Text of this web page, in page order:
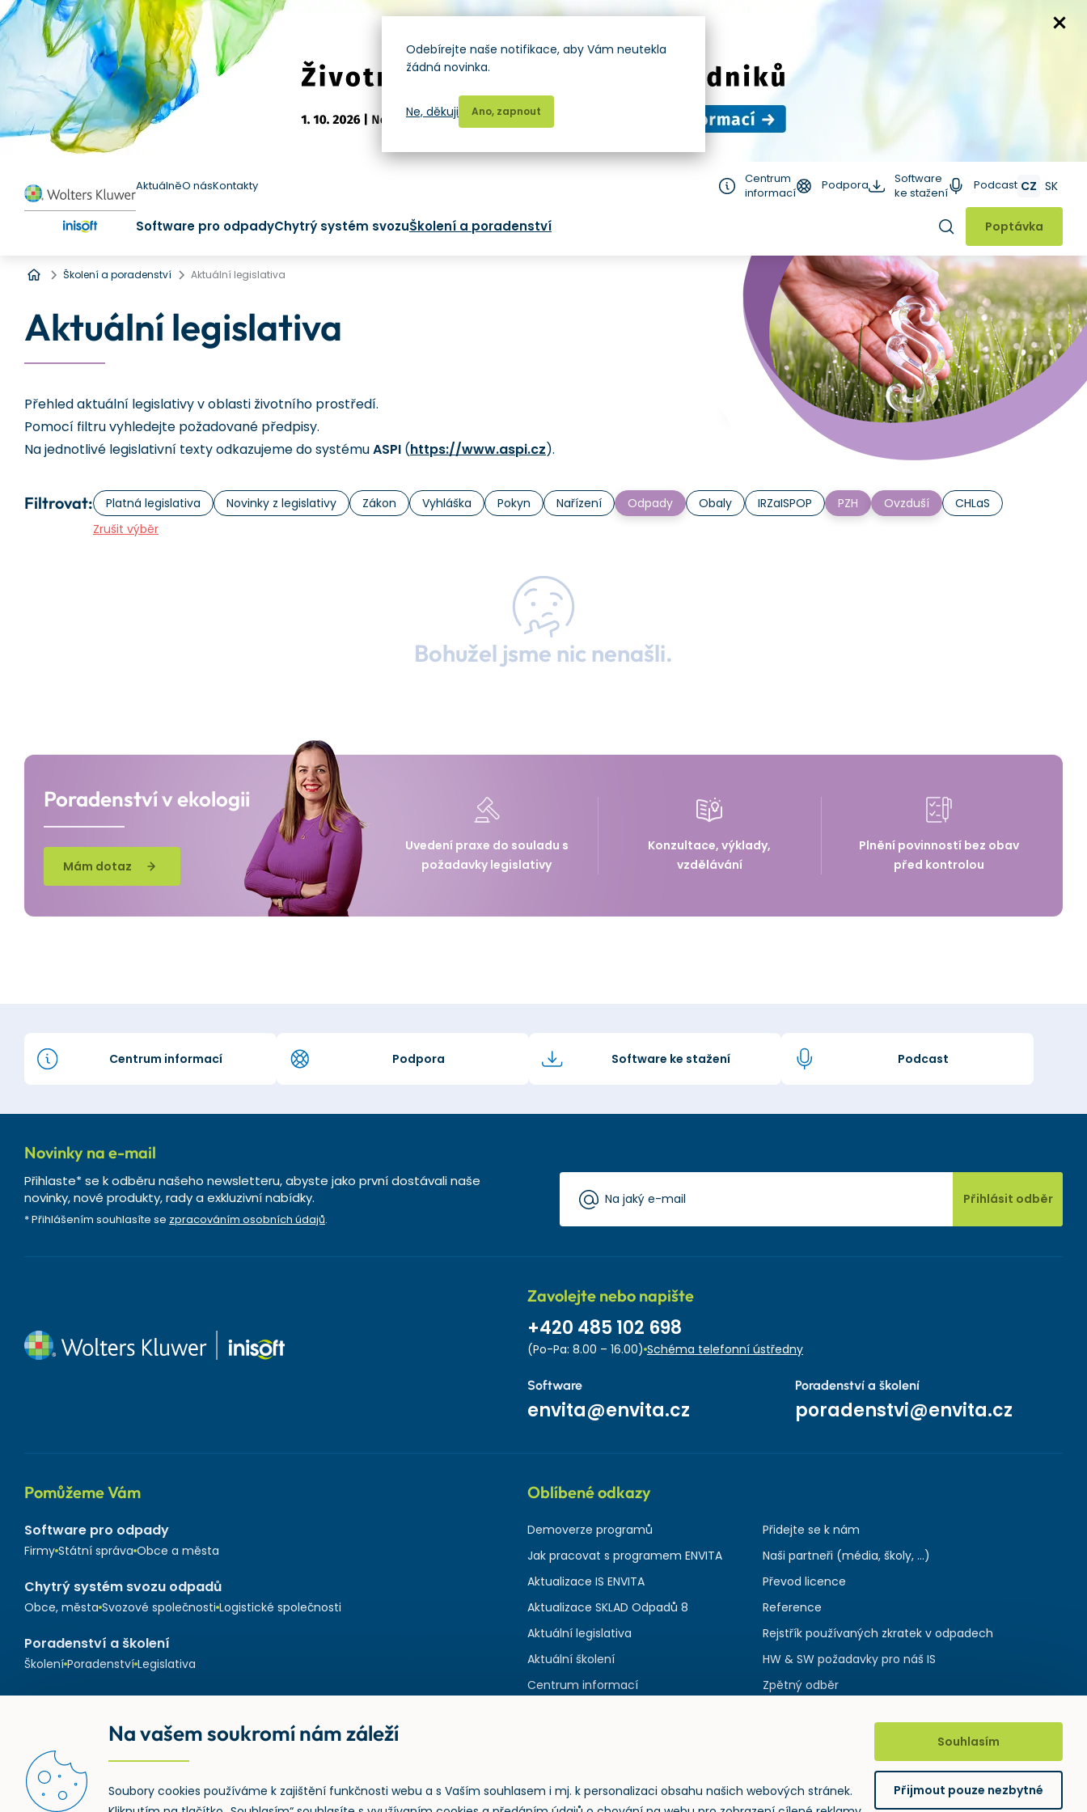
AktuálněO násKontakty
Centrum
informací
Podpora
Software
ke stažení
Podcast CZ SK
Software pro odpadyChytrý systém svozuŠkolení a poradenství Hledat
Poptávka
Úvod
Školení a poradenství Aktuální legislativa
Aktuální legislativa
Přehled aktuální legislativy v oblasti životního prostředí.
Pomocí filtru vyhledejte požadované předpisy.
Na jednotlivé legislativní texty odkazujeme do systémuASPI (https://www.aspi.cz).
Filtrovat: Platná legislativa Novinky z legislativy Zákon Vyhláška Pokyn Nařízení Odpady Obaly IRZaISPOP PZH Ovzduší
CHLaS
Zrušit výběr
Bohužel jsme nic nenašli.
Poradenství v ekologii
Mám dotaz
Uvedení praxe do souladu s
požadavky legislativy
Konzultace, výklady,
vzdělávání
Plnění povinností bez obav
před kontrolou
Centrum informací Podpora Software ke stažení Podcast
Novinky na e-mail
Přihlaste* se k odběru našeho newsletteru, abyste jako první dostávali naše
novinky, nové produkty, rady a exkluzivní nabídky.
* Přihlášením souhlasíte se zpracováním osobních údajů.
Přihlásit odběr
Zavolejte nebo napište
+420 485 102 698
(Po-Pa: 8.00 – 16.00) Schéma telefonní ústředny
Software
envita@envita.cz
Poradenství a školení
poradenstvi@envita.cz
Pomůžeme Vám
Software pro odpady
Firmy Státní správa Obce a města
Chytrý systém svozu odpadů
Obce, města Svozové společnosti Logistické společnosti
Poradenství a školení
Školení Poradenství Legislativa
Oblíbené odkazy
Demoverze programů
Jak pracovat s programem ENVITA
Aktualizace IS ENVITA
Aktualizace SKLAD Odpadů 8
Aktuální legislativa
Aktuální školení
Centrum informací
Přidejte se k nám
Naši partneři (média, školy, ...)
Převod licence
Reference
Rejstřík používaných zkratek v odpadech
HW & SW požadavky pro náš IS
Zpětný odběr
Odebírejte naše notifikace, aby Vám neutekla
žádná novinka.
Ano, zapnout
Ne, děkuji
Na vašem soukromí nám záleží
Soubory cookies používáme k zajištění funkčnosti webu a s Vaším souhlasem i mj. k personalizaci obsahu našich webových stránek.
Souhlasím
Přijmout pouze nezbytné